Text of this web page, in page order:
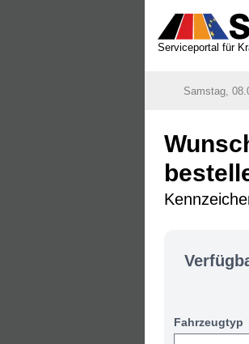
Serviceportal für
Samstag,
Fahrzeugtyp